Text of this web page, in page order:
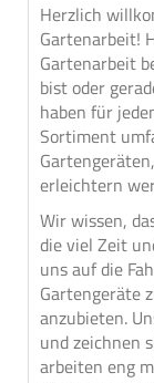
Herzlich
Gartenarbeit!
Gartenarbeit
bist oder
haben für
Sortiment
erleichtern
Wir wissen,
die viel Zeit
uns auf die
Gartengeräte
anzubieten.
und zeichnen
arbeiten eng